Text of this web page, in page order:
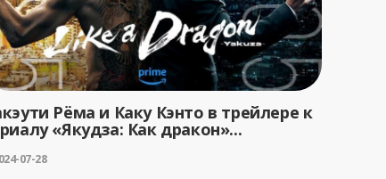
Рёма и Каку Кэнто в трейлере к
«Якудза: Как дракон»...
07-28